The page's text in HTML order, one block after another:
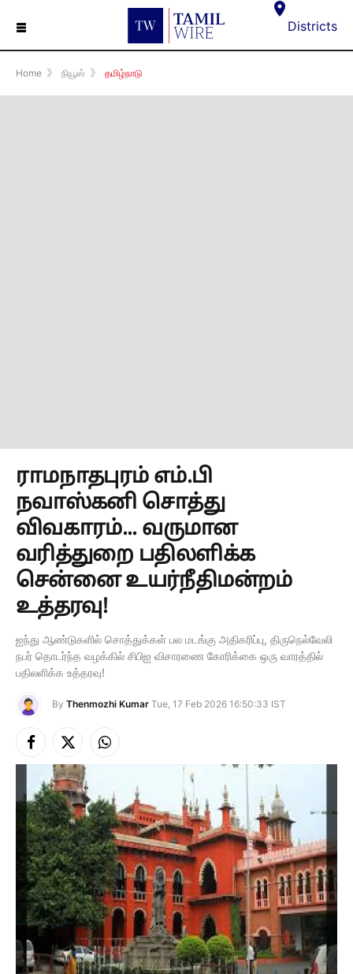
☰ Districts
Home 》 நியூஸ் 》 தமிழ்நாடு
ராமநாதபுரம் எம்.பி
நவாஸ்கனி சொத்து
விவகாரம்... வருமான
வரித்துறை பதிலளிக்க
சென்னை உயர்நீதிமன்றம்
உத்தரவு!
ஐந்து ஆண்டுகளில் சொத்துக்கள் பல மடங்கு அதிகரிப்பு, திருநெல்வேலி
நபர் தொடர்ந்த வழக்கில் சிபிஐ விசாரணை கோரிக்கை ஒரு வாரத்தில்
பதிலளிக்க உத்தரவு!
By Thenmozhi Kumar Tue, 17 Feb 2026 16:50:33 IST
Facebook
X
(Twitter)
Instagram